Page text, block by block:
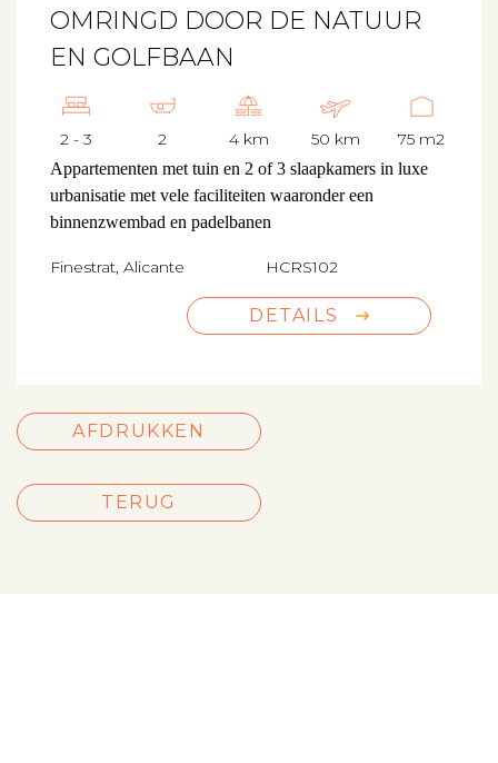
OMRINGD DOOR DE NATUUR
EN GOLFBAAN
2 - 3 2 4 km 50 km 75 m2
Appartementen met tuin en 2 of 3 slaapkamers in luxe
urbanisatie met vele faciliteiten waaronder een
binnenzwembad en padelbanen
Finestrat, Alicante HCRS102
DETAILS
AFDRUKKEN
TERUG